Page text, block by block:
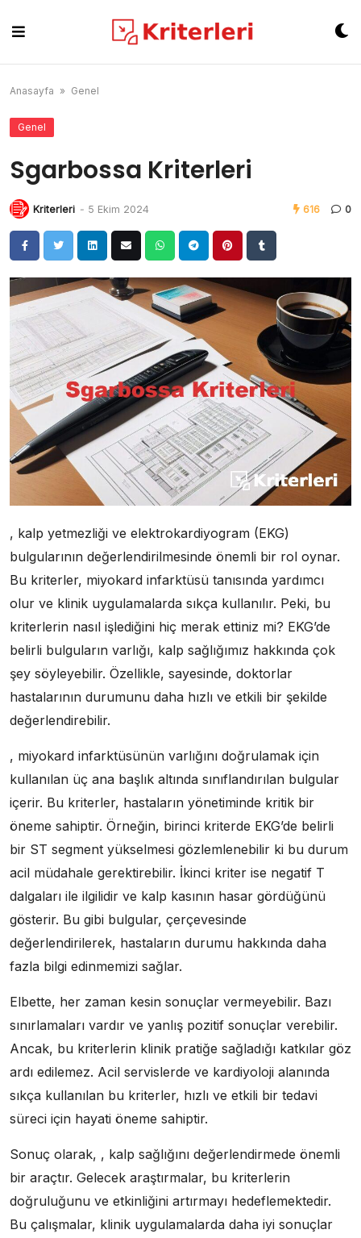
content
Anasayfa » Genel
Genel
Sgarbossa Kriterleri
Kriterleri - 5 Ekim 2024 616 0
, kalp yetmezliği ve elektrokardiyogram (EKG)
bulgularının değerlendirilmesinde önemli bir rol oynar.
Bu kriterler, miyokard infarktüsü tanısında yardımcı
olur ve klinik uygulamalarda sıkça kullanılır. Peki, bu
kriterlerin nasıl işlediğini hiç merak ettiniz mi? EKG’de
belirli bulguların varlığı, kalp sağlığımız hakkında çok
şey söyleyebilir. Özellikle, sayesinde, doktorlar
hastalarının durumunu daha hızlı ve etkili bir şekilde
değerlendirebilir.
, miyokard infarktüsünün varlığını doğrulamak için
kullanılan üç ana başlık altında sınıflandırılan bulgular
içerir. Bu kriterler, hastaların yönetiminde kritik bir
öneme sahiptir. Örneğin, birinci kriterde EKG’de belirli
bir ST segment yükselmesi gözlemlenebilir ki bu durum
acil müdahale gerektirebilir. İkinci kriter ise negatif T
dalgaları ile ilgilidir ve kalp kasının hasar gördüğünü
gösterir. Bu gibi bulgular, çerçevesinde
değerlendirilerek, hastaların durumu hakkında daha
fazla bilgi edinmemizi sağlar.
Elbette, her zaman kesin sonuçlar vermeyebilir. Bazı
sınırlamaları vardır ve yanlış pozitif sonuçlar verebilir.
Ancak, bu kriterlerin klinik pratiğe sağladığı katkılar göz
ardı edilemez. Acil servislerde ve kardiyoloji alanında
sıkça kullanılan bu kriterler, hızlı ve etkili bir tedavi
süreci için hayati öneme sahiptir.
Sonuç olarak, , kalp sağlığını değerlendirmede önemli
bir araçtır. Gelecek araştırmalar, bu kriterlerin
doğruluğunu ve etkinliğini artırmayı hedeflemektedir.
Bu çalışmalar, klinik uygulamalarda daha iyi sonuçlar